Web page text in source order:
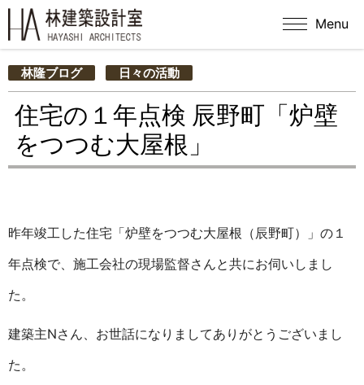
Menu
林隆ブログ 日々の活動
住宅の１年点検 辰野町「炉壁
をつつむ大屋根」
昨年竣工した住宅「炉壁をつつむ大屋根（辰野町）」の１
年点検で、施工会社の現場監督さんと共にお伺いしまし
た。
建築主Nさん、お世話になりましてありがとうございまし
た。